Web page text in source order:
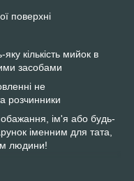
поверхні
яку кількість мийок в
засобами
не
розчинники
ім'я або будь-
іменним для тата,
людини!